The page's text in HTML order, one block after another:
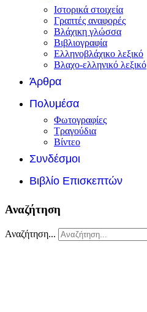
Ιστορικά στοιχεία
Γραπτές αναφορές
Βλάχικη γλώσσα
Βιβλιογραφία
Ελληνοβλάχικο λεξικό
Βλαχο-ελληνικό λεξικό
Άρθρα
Πολυμέσα
Φωτογραφίες
Τραγούδια
Βίντεο
Συνδέσμοι
Βιβλίο Επισκεπτών
Αναζήτηση
Αναζήτηση...